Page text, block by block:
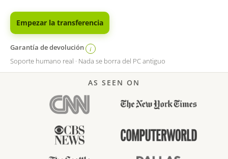
Empezar la transferencia
Garantía de devolución i
Soporte humano real · Nada se borra del PC antiguo
AS SEEN ON